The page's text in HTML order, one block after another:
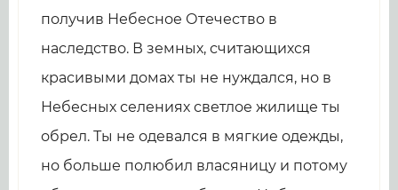
получив Небесное Отечество в
наследство. В земных, считающихся
красивыми домах ты не нуждался, но в
Небесных селениях светлое жилище ты
обрел. Ты не одевался в мягкие одежды,
но больше полюбил власяницу и потому